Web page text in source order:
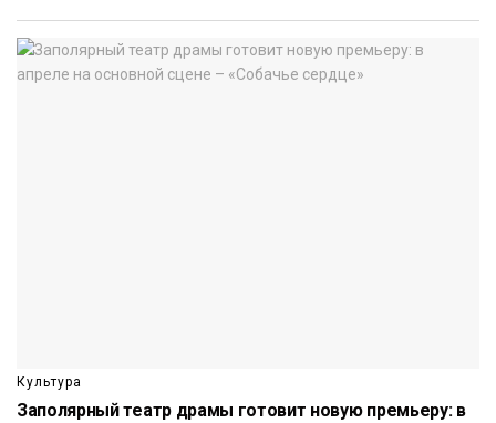
Культура
Заполярный театр драмы готовит новую премьеру: в